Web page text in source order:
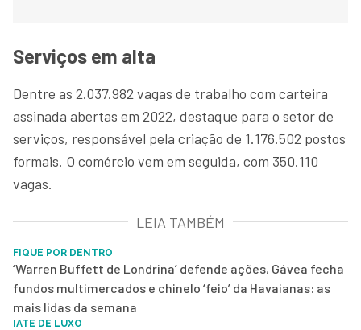
Serviços em alta
Dentre as 2.037.982 vagas de trabalho com carteira
assinada abertas em 2022, destaque para o setor de
serviços, responsável pela criação de 1.176.502 postos
formais. O comércio vem em seguida, com 350.110
vagas.
LEIA TAMBÉM
FIQUE POR DENTRO
‘Warren Buffett de Londrina’ defende ações, Gávea fecha
fundos multimercados e chinelo ‘feio’ da Havaianas: as
mais lidas da semana
IATE DE LUXO